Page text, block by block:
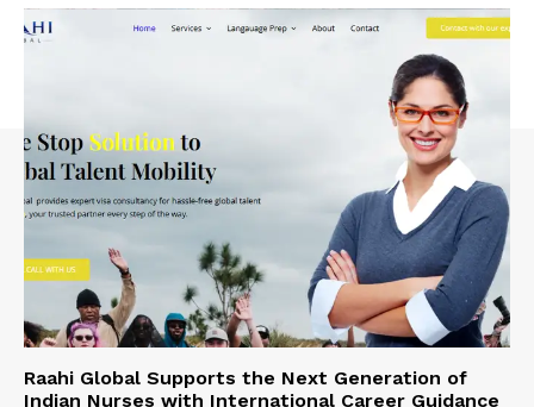
Raahi Global Supports the Next Generation of
Indian Nurses with International Career Guidance